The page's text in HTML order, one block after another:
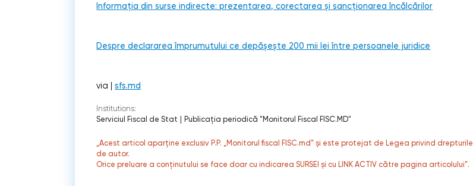
Informația din surse indirecte: prezentarea, corectarea și sancționarea încălcărilor
Despre declararea împrumutului ce depășește 200 mii lei între persoanele juridice
via |sfs.md
Institutions:
Serviciul Fiscal de Stat | Publicaţia periodică "Monitorul Fiscal FISC.MD"
„Acest articol aparține exclusiv P.P. „Monitorul fiscal FISC.md” și este protejat de Legea privind drepturile
de autor.
Orice preluare a conținutului se face doar cu indicarea SURSEI și cu LINK ACTIV către pagina articolului”.